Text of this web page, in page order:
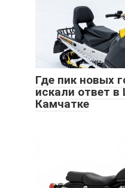
Где пик новых
искали ответ
Камчатке